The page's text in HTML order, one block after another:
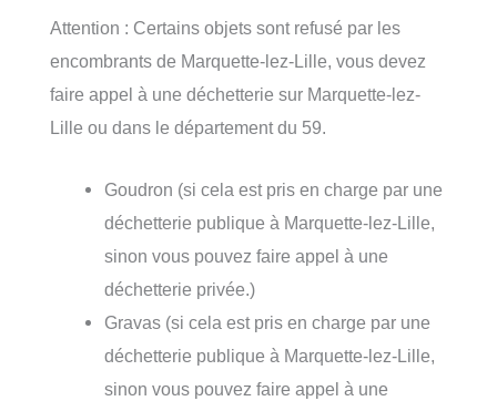
Attention : Certains objets sont refusé par les
encombrants de Marquette-lez-Lille, vous devez
faire appel à une déchetterie sur Marquette-lez-
Lille ou dans le département du 59.
Goudron (si cela est pris en charge par une
déchetterie publique à Marquette-lez-Lille,
sinon vous pouvez faire appel à une
déchetterie privée.)
Gravas (si cela est pris en charge par une
déchetterie publique à Marquette-lez-Lille,
sinon vous pouvez faire appel à une